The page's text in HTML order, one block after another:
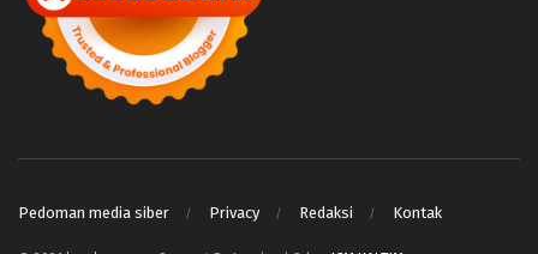
Pedoman media siber Privacy Redaksi Kontak